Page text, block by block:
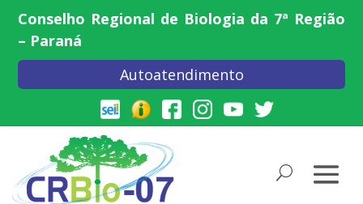
Conselho Regional de Biologia da 7ª Região
– Paraná
Autoatendimento